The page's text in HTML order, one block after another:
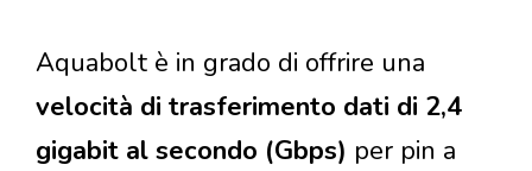
Aquabolt è in grado di offrire una
velocità di trasferimento dati di 2,4
gigabit al secondo (Gbps) per pin a